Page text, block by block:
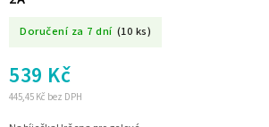
Doručení za 7 dní (10 ks)
445,45 Kč bez DPH
539 Kč